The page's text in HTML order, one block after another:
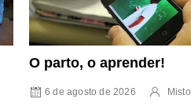
O parto, o aprender!
6 de agosto de 2026